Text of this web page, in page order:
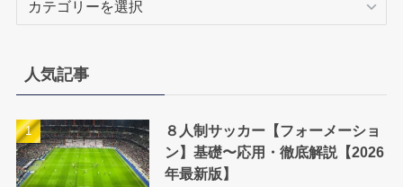
ー
人気記事
８人制サッカー【フォーメーショ
ン】基礎〜応用・徹底解説【2026
年最新版】